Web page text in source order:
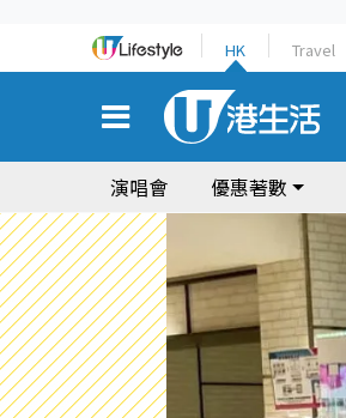
HK Travel
演唱會 優惠著數